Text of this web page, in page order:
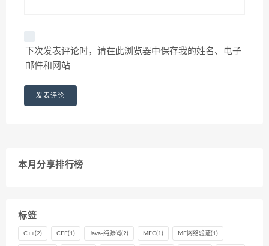
下次发表评论时，请在此浏览器中保存我的姓名、电子
邮件和网站
本月分享排行榜
标签
C++(2) CEF(1) Java-纯源码(2) MFC(1) MF网络验证(1)